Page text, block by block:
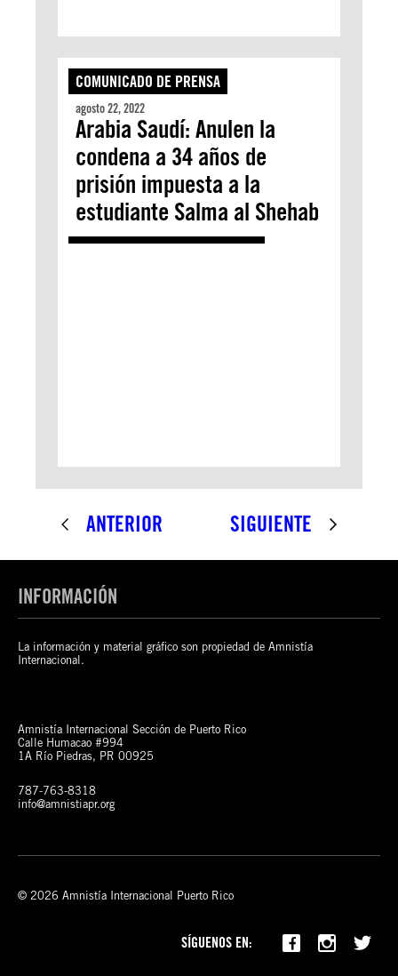
COMUNICADO DE PRENSA
agosto 22, 2022
Arabia Saudí: Anulen la
condena a 34 años de
prisión impuesta a la
estudiante Salma al Shehab
ANTERIOR SIGUIENTE
INFORMACIÓN
La información y material gráfico son propiedad de Amnistía
Internacional.
Amnistía Internacional Sección de Puerto Rico
Calle Humacao #994
1A Río Piedras, PR 00925
787-763-8318
info@amnistiapr.org
© 2026 Amnistía Internacional Puerto Rico
SÍGUENOS EN: